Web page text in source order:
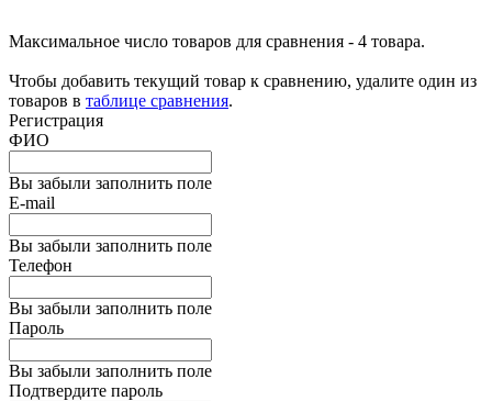
Максимальное число товаров для сравнения - 4 товара.
Чтобы добавить текущий товар к сравнению, удалите один из
товаров в таблице сравнения.
Регистрация
ФИО
Вы забыли заполнить поле
E-mail
Вы забыли заполнить поле
Телефон
Вы забыли заполнить поле
Пароль
Вы забыли заполнить поле
Подтвердите пароль